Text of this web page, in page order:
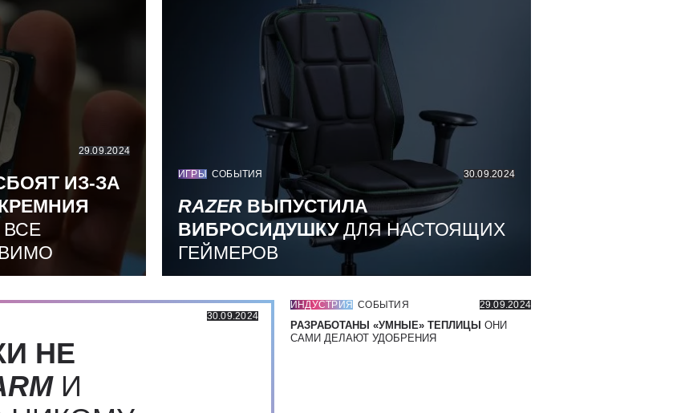
29.09.2024
ИЗ-ЗА
ИГРЫ СОБЫТИЯ 30.09.2024
RAZER ВЫПУСТИЛА
ВИБРОСИДУШКУДЛЯ НАСТОЯЩИХ
ГЕЙМЕРОВ
30.09.2024
НЕ
И
ИНДУСТРИЯ СОБЫТИЯ 29.09.2024
РАЗРАБОТАНЫ «УМНЫЕ» ТЕПЛИЦЫ ОНИ
САМИ ДЕЛАЮТ УДОБРЕНИЯ